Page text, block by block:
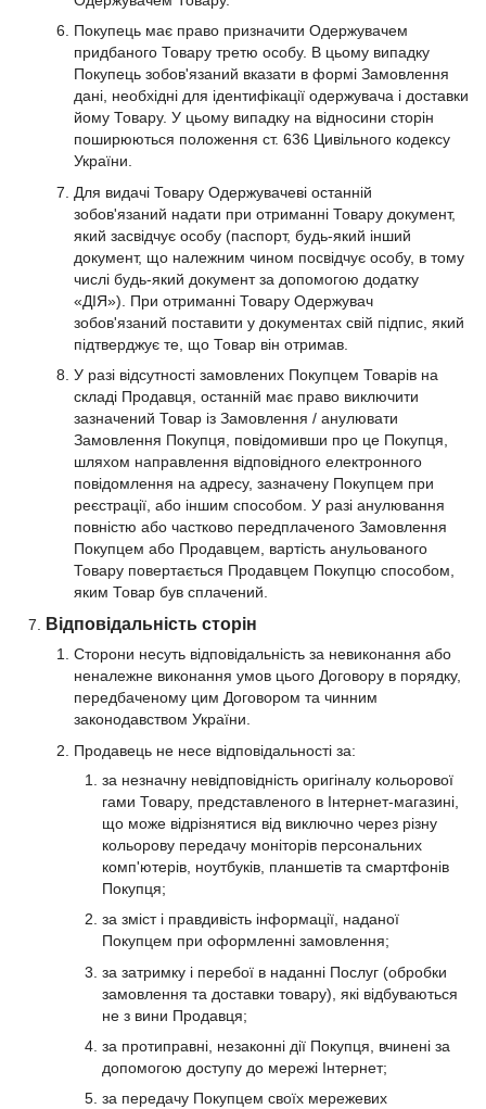
Покупець має право призначити Одержувачем
придбаного Товару третю особу. В цьому випадку
Покупець зобов'язаний вказати в формі Замовлення
дані, необхідні для ідентифікації одержувача і доставки
йому Товару. У цьому випадку на відносини сторін
поширюються положення ст. 636 Цивільного кодексу
України.
Для видачі Товару Одержувачеві останній
зобов'язаний надати при отриманні Товару документ,
який засвідчує особу (паспорт, будь-який інший
документ, що належним чином посвідчує особу, в тому
числі будь-який документ за допомогою додатку
«ДІЯ»). При отриманні Товару Одержувач
зобов'язаний поставити у документах свій підпис, який
підтверджує те, що Товар він отримав.
У разі відсутності замовлених Покупцем Товарів на
складі Продавця, останній має право виключити
зазначений Товар із Замовлення / анулювати
Замовлення Покупця, повідомивши про це Покупця,
шляхом направлення відповідного електронного
повідомлення на адресу, зазначену Покупцем при
реєстрації, або іншим способом. У разі анулювання
повністю або частково передплаченого Замовлення
Покупцем або Продавцем, вартість анульованого
Товару повертається Продавцем Покупцю способом,
яким Товар був сплачений.
Відповідальність сторін
Сторони несуть відповідальність за невиконання або
неналежне виконання умов цього Договору в порядку,
передбаченому цим Договором та чинним
законодавством України.
Продавець не несе відповідальності за:
за незначну невідповідність оригіналу кольорової
гами Товару, представленого в Інтернет-магазині,
що може відрізнятися від виключно через різну
кольорову передачу моніторів персональних
комп'ютерів, ноутбуків, планшетів та смартфонів
Покупця;
за зміст і правдивість інформації, наданої
Покупцем при оформленні замовлення;
за затримку і перебої в наданні Послуг (обробки
замовлення та доставки товару), які відбуваються
не з вини Продавця;
за протиправні, незаконні дії Покупця, вчинені за
допомогою доступу до мережі Інтернет;
за передачу Покупцем своїх мережевих